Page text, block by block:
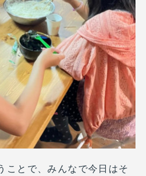
ことで、みんなで今日はそ